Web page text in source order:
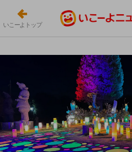
いこーよトップ